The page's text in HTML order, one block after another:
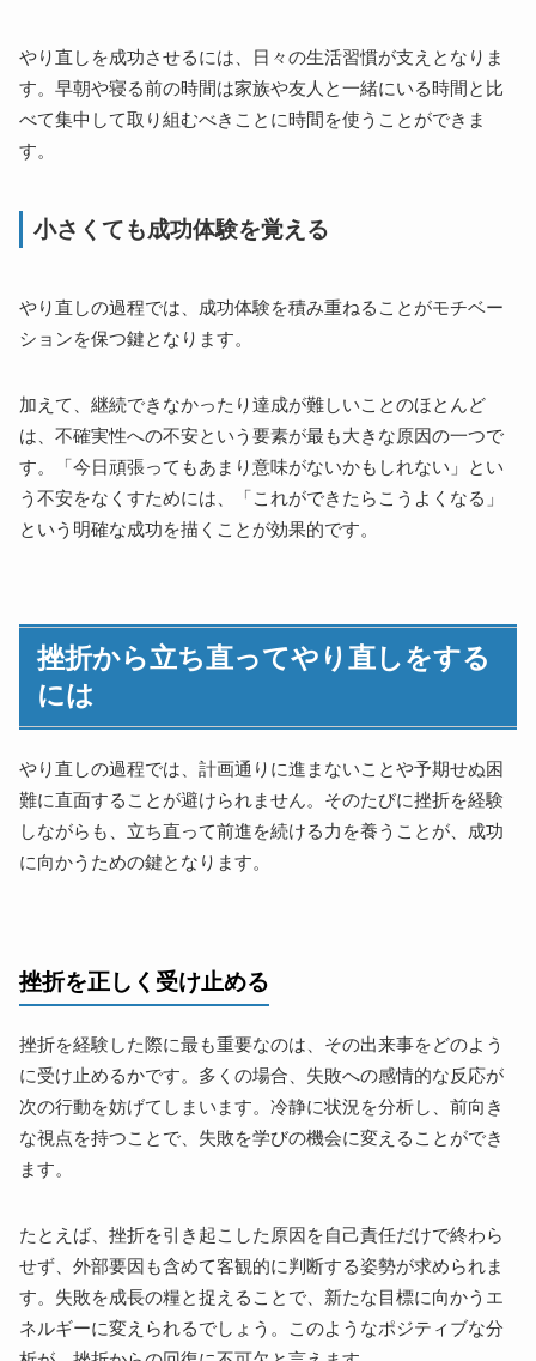
やり直しを成功させるには、日々の生活習慣が支えとなりま
す。早朝や寝る前の時間は家族や友人と一緒にいる時間と比
べて集中して取り組むべきことに時間を使うことができま
す。
小さくても成功体験を覚える
やり直しの過程では、成功体験を積み重ねることがモチベー
ションを保つ鍵となります。
加えて、継続できなかったり達成が難しいことのほとんど
は、不確実性への不安という要素が最も大きな原因の一つで
す。「今日頑張ってもあまり意味がないかもしれない」とい
う不安をなくすためには、「これができたらこうよくなる」
という明確な成功を描くことが効果的です。
挫折から立ち直ってやり直しをする
には
やり直しの過程では、計画通りに進まないことや予期せぬ困
難に直面することが避けられません。そのたびに挫折を経験
しながらも、立ち直って前進を続ける力を養うことが、成功
に向かうための鍵となります。
挫折を正しく受け止める
挫折を経験した際に最も重要なのは、その出来事をどのよう
に受け止めるかです。多くの場合、失敗への感情的な反応が
次の行動を妨げてしまいます。冷静に状況を分析し、前向き
な視点を持つことで、失敗を学びの機会に変えることができ
ます。
たとえば、挫折を引き起こした原因を自己責任だけで終わら
せず、外部要因も含めて客観的に判断する姿勢が求められま
す。失敗を成長の糧と捉えることで、新たな目標に向かうエ
ネルギーに変えられるでしょう。このようなポジティブな分